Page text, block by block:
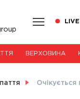
ВЕРХОВИНА
Очікується